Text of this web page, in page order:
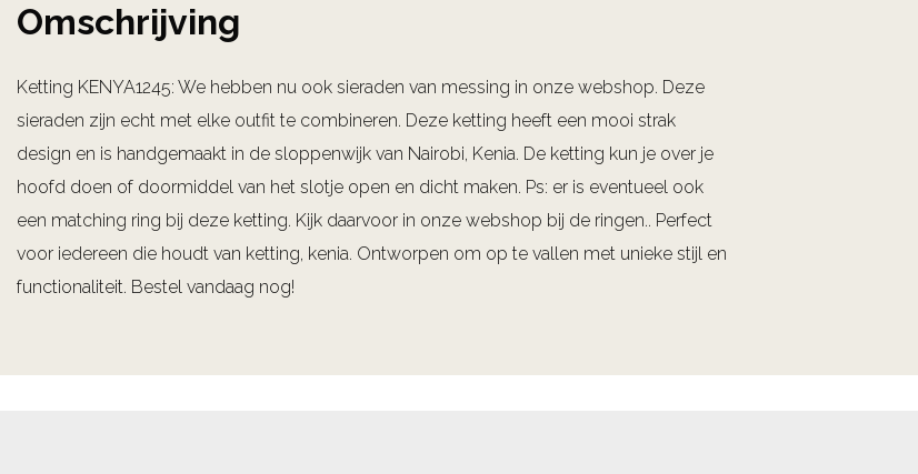
Omschrijving
Ketting KENYA1245: We hebben nu ook sieraden van messing in onze webshop. Deze
sieraden zijn echt met elke outfit te combineren. Deze ketting heeft een mooi strak
design en is handgemaakt in de sloppenwijk van Nairobi, Kenia. De ketting kun je over je
hoofd doen of doormiddel van het slotje open en dicht maken. Ps: er is eventueel ook
een matching ring bij deze ketting. Kijk daarvoor in onze webshop bij de ringen.. Perfect
voor iedereen die houdt van ketting, kenia. Ontworpen om op te vallen met unieke stijl en
functionaliteit. Bestel vandaag nog!